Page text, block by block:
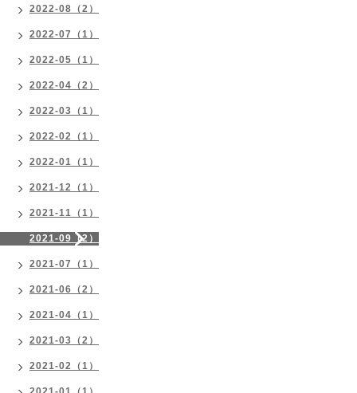
2022-08（2）
2022-07（1）
2022-05（1）
2022-04（2）
2022-03（1）
2022-02（1）
2022-01（1）
2021-12（1）
2021-11（1）
2021-09（2）
2021-07（1）
2021-06（2）
2021-04（1）
2021-03（2）
2021-02（1）